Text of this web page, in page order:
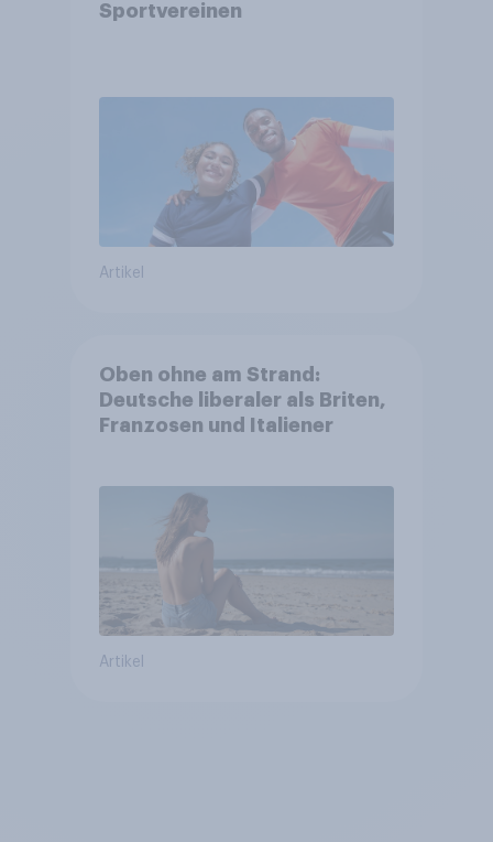
Sportvereinen
Artikel
Oben ohne am Strand:
Deutsche liberaler als Briten,
Franzosen und Italiener
Artikel